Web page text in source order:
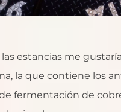
estancias me
la que contiene los
fermentación de